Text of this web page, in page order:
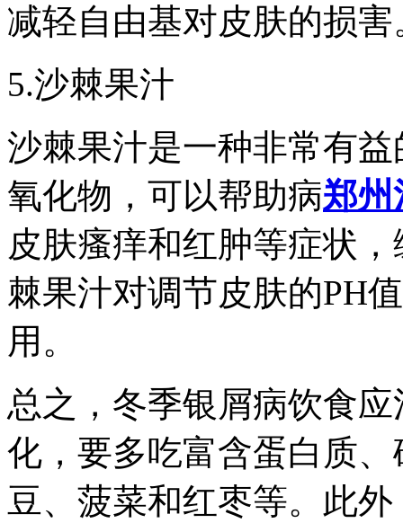
减轻自由基对皮肤的损害
5.沙棘果汁
沙棘果汁是一种非常有
氧化物，可以帮助病郑州
皮肤瘙痒和红肿等症状
棘果汁对调节皮肤的PH
用。
总之，冬季银屑病饮食
化，要多吃富含蛋白质
豆、菠菜和红枣等。此